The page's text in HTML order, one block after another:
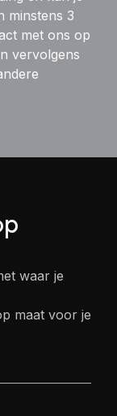
minstens 3
met ons op
vervolgens
waar je
maat voor je